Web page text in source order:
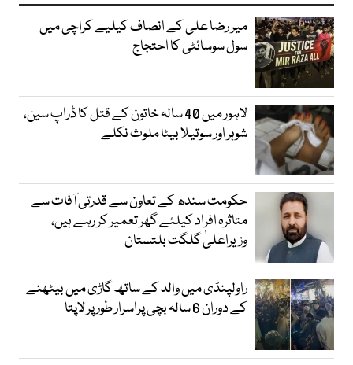
میر رضا علی کے انصاف کیلیے کراچی میں
سول سوسائٹی کا احتجاج
لاہور میں 40 سالہ خاتون کے قتل کا ڈراپ سین،
شوہر اور سوتیلا بیٹا ملوث نکلے
حکومت سندھ کے تعاون سے قدرتی آفات سے
متاثرہ افراد کیلئے گھر تعمیر کر رہے ہیں،
وزیراعلیٰ گلگت بلتستان
راولپنڈی میں والد کے ساتھ گاڑی میں بیٹھنے
کے دوران 6 سالہ بچی پراسرار طور پر لاپتا